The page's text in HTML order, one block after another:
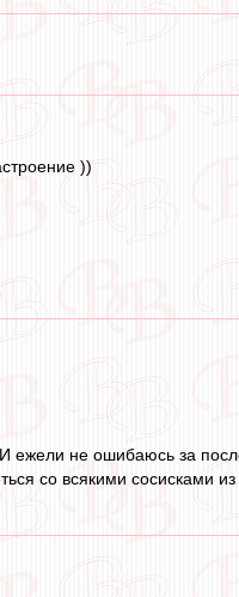
))
ежели не ошибаюсь за
со всякими сосисками